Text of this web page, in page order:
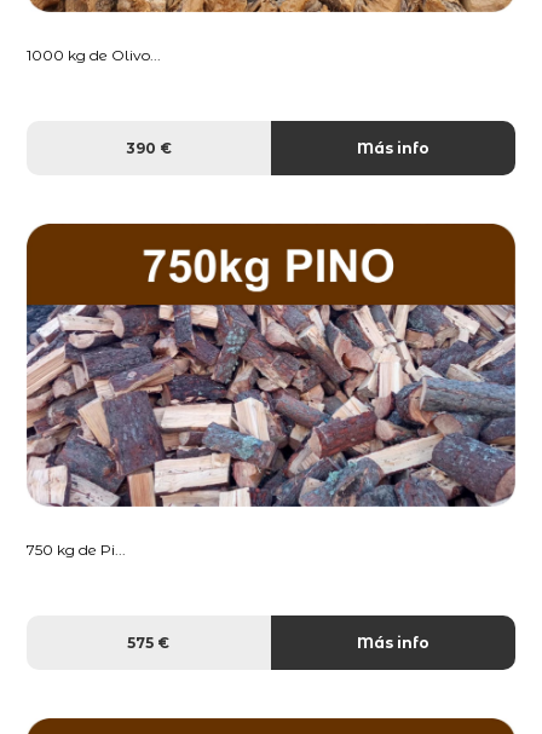
1000 kg de Olivo...
390 € Más info
750 kg de Pi...
575 € Más info